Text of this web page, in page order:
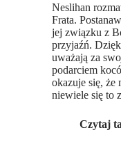
Neslihan
Frata.
jej związku z
przyjaźń.
uważają za
podarciem
okazuje się, że
niewiele się to
Czytaj